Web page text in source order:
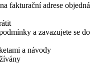
fakturační adrese
a zavazujete se
a návody